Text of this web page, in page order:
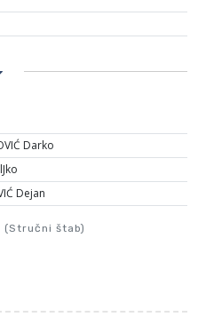
Darko
Dejan
(Stručni štab)